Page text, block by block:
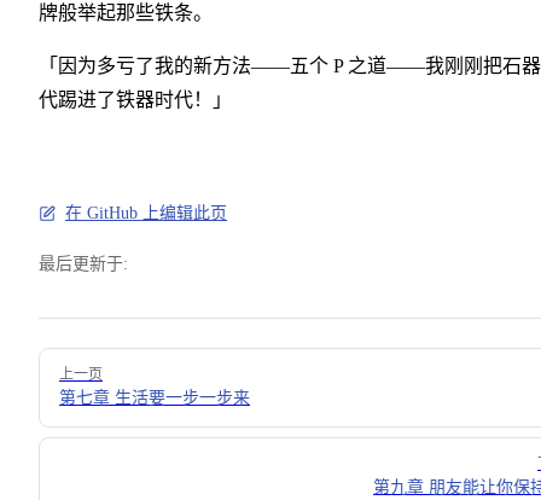
牌般举起那些铁条。
「因为多亏了我的新方法——五个 P 之道——我刚刚把石
代踢进了铁器时代！」
在 GitHub 上编辑此页
最后更新于:
Pager
上一页
第七章 生活要一步一步来
第九章 朋友能让你保